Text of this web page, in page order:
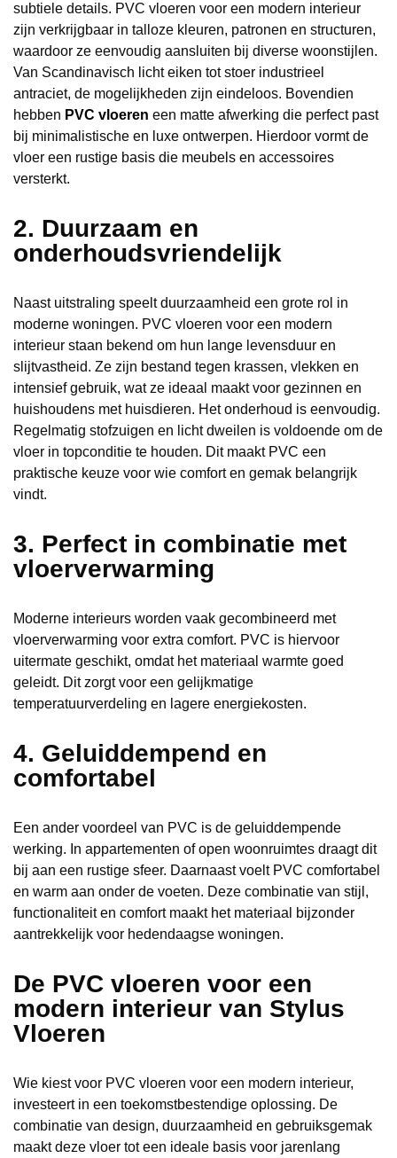
subtiele details. PVC vloeren voor een modern interieur
zijn verkrijgbaar in talloze kleuren, patronen en structuren,
waardoor ze eenvoudig aansluiten bij diverse woonstijlen.
Van Scandinavisch licht eiken tot stoer industrieel
antraciet, de mogelijkheden zijn eindeloos. Bovendien
hebben PVC vloeren een matte afwerking die perfect past
bij minimalistische en luxe ontwerpen. Hierdoor vormt de
vloer een rustige basis die meubels en accessoires
versterkt.
2. Duurzaam en
onderhoudsvriendelijk
Naast uitstraling speelt duurzaamheid een grote rol in
moderne woningen. PVC vloeren voor een modern
interieur staan bekend om hun lange levensduur en
slijtvastheid. Ze zijn bestand tegen krassen, vlekken en
intensief gebruik, wat ze ideaal maakt voor gezinnen en
huishoudens met huisdieren. Het onderhoud is eenvoudig.
Regelmatig stofzuigen en licht dweilen is voldoende om de
vloer in topconditie te houden. Dit maakt PVC een
praktische keuze voor wie comfort en gemak belangrijk
vindt.
3. Perfect in combinatie met
vloerverwarming
Moderne interieurs worden vaak gecombineerd met
vloerverwarming voor extra comfort. PVC is hiervoor
uitermate geschikt, omdat het materiaal warmte goed
geleidt. Dit zorgt voor een gelijkmatige
temperatuurverdeling en lagere energiekosten.
4. Geluiddempend en
comfortabel
Een ander voordeel van PVC is de geluiddempende
werking. In appartementen of open woonruimtes draagt dit
bij aan een rustige sfeer. Daarnaast voelt PVC comfortabel
en warm aan onder de voeten. Deze combinatie van stijl,
functionaliteit en comfort maakt het materiaal bijzonder
aantrekkelijk voor hedendaagse woningen.
De PVC vloeren voor een
modern interieur van Stylus
Vloeren
Wie kiest voor PVC vloeren voor een modern interieur,
investeert in een toekomstbestendige oplossing. De
combinatie van design, duurzaamheid en gebruiksgemak
maakt deze vloer tot een ideale basis voor jarenlang